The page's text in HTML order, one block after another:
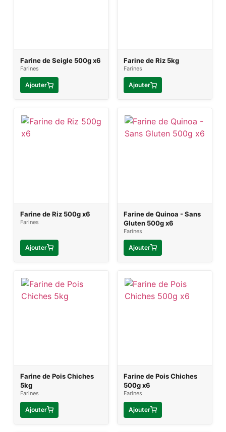
Farine de Seigle 500g x6
Farines
Ajouter
Farine de Riz 5kg
Farines
Ajouter
Farine de Riz 500g x6
Farines
Ajouter
Farine de Quinoa - Sans
Gluten 500g x6
Farines
Ajouter
Farine de Pois Chiches
5kg
Farines
Ajouter
Farine de Pois Chiches
500g x6
Farines
Ajouter